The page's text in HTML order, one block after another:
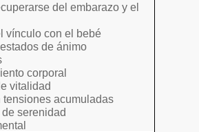
del embarazo y el
vínculo con el bebé
de ánimo
corporal
vitalidad
tensiones acumuladas
serenidad